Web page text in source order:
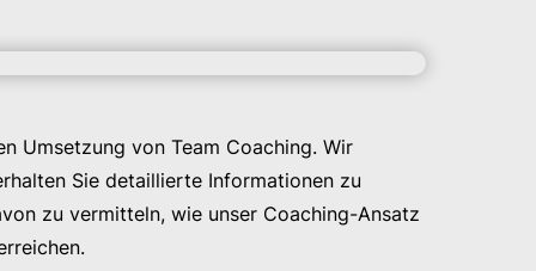
Umsetzung von Team Coaching. Wir
Sie detaillierte Informationen zu
zu vermitteln, wie unser Coaching-Ansatz